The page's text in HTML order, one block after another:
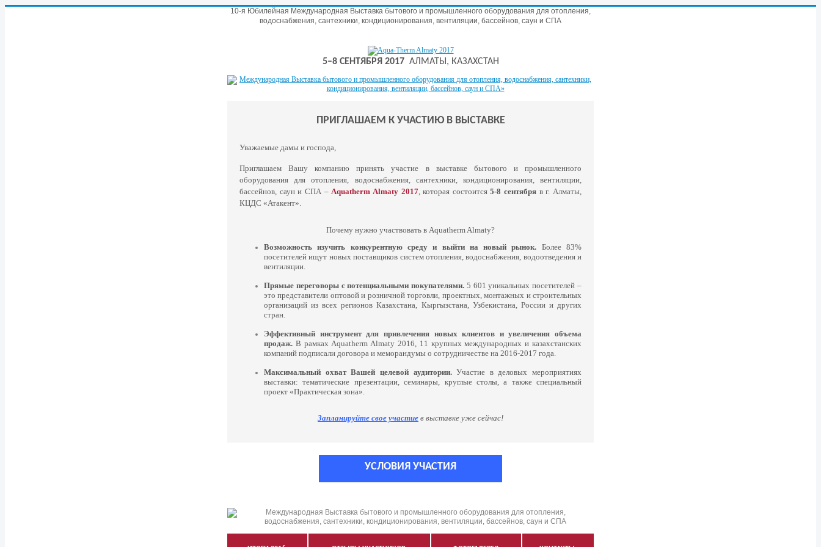
10-я Юбилейная Международная Выставка бытового и промышленного оборудования для отопления,
водоснабжения, сантехники, кондиционирования, вентиляции, бассейнов, саун и СПА
5–8 СЕНТЯБРЯ 2017АЛМАТЫ, КАЗАХСТАН
ПРИГЛАШАЕМ К УЧАСТИЮ В ВЫСТАВКЕ
Уважаемые дамы и господа,
Приглашаем Вашу компанию принять участие в выставке бытового и промышленного
оборудования для отопления, водоснабжения, сантехники, кондиционирования, вентиляции,
бассейнов, саун и СПА –Aquatherm Almaty 2017, которая состоится5-8 сентября в г. Алматы,
КЦДС «Атакент».
Почему нужно участвовать в Aquatherm Almaty?
Возможность изучить конкурентную среду и выйти на новый рынок. Более 83%
посетителей ищут новых поставщиков систем отопления, водоснабжения, водоотведения и
вентиляции.
Прямые переговоры с потенциальными покупателями. 5 601 уникальных посетителей –
это представители оптовой и розничной торговли, проектных, монтажных и строительных
организаций из всех регионов Казахстана, Кыргызстана, Узбекистана, России и других
стран.
Эффективный инструмент для привлечения новых клиентов и увеличения объема
продаж. В рамках Aquatherm Almaty 2016, 11 крупных международных и казахстанских
компаний подписали договора и меморандумы о сотрудничестве на 2016-2017 года.
Максимальный охват Вашей целевой аудитории.Участие в деловых мероприятиях
выставки: тематические презентации, семинары, круглые столы, а также специальный
проект «Практическая зона».
Запланируйте свое участие в выставке уже сейчас!
УСЛОВИЯ УЧАСТИЯ